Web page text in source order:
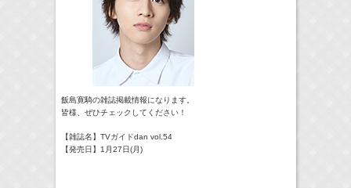
21:00 -21:30
Radio) 藤田ニコルのニコニチ
飯島寛騎の雑誌掲載情報になります。
皆様、ぜひチェックしてください！
【雑誌名】TVガイドdan vol.54
【発売日】1月27日(月)